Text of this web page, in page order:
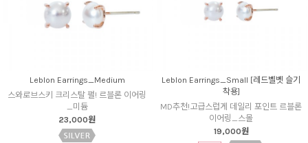
Leblon Earrings_Medium
스와로브스키 크리스탈 펄! 르블론 이어링
_미듐
23,000원
Leblon Earrings_Small [레드벨벳 슬기
착용]
MD추천!고급스럽게 데일리 포인트 르블론
이어링_스몰
19,000원